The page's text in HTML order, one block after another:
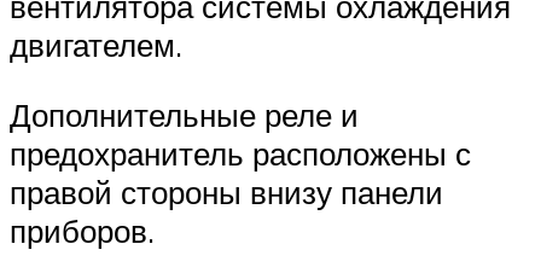
двигателем.
Дополнительные реле и
предохранитель расположены с
правой стороны внизу панели
приборов.